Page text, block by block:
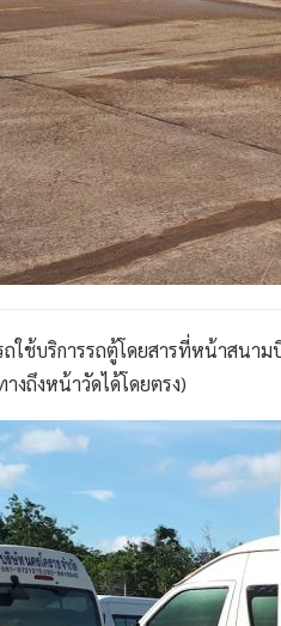
ช้บริการรถตู้โดยสารที่หน้าสนา
งถึงหน้าวัดได้โดยตรง)